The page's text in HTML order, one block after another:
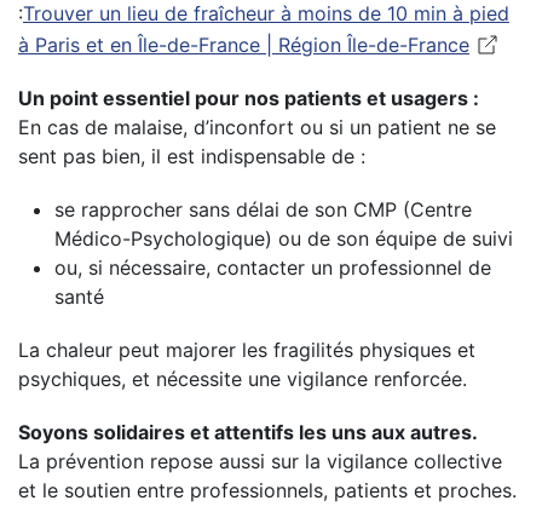
:Trouver un lieu de fraîcheur à moins de 10 min à pied
à Paris et en Île-de-France | Région Île-de-France
Un point essentiel pour nos patients et usagers :
En cas de malaise, d’inconfort ou si un patient ne se
sent pas bien, il est indispensable de :
se rapprocher sans délai de son CMP (Centre
Médico-Psychologique) ou de son équipe de suivi
ou, si nécessaire, contacter un professionnel de
santé
La chaleur peut majorer les fragilités physiques et
psychiques, et nécessite une vigilance renforcée.
Soyons solidaires et attentifs les uns aux autres.
La prévention repose aussi sur la vigilance collective
et le soutien entre professionnels, patients et proches.